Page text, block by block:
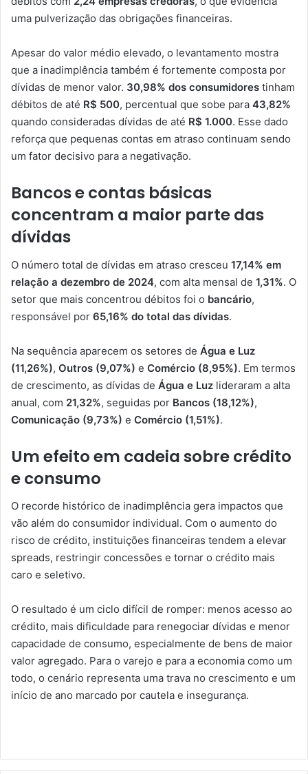
uma pulverização das obrigações financeiras.
Apesar do valor médio elevado, o levantamento mostra
que a inadimplência também é fortemente composta por
dívidas de menor valor. 30,98% dos consumidores tinham
débitos de até R$ 500, percentual que sobe para 43,82%
quando consideradas dívidas de até R$ 1.000. Esse dado
reforça que pequenas contas em atraso continuam sendo
um fator decisivo para a negativação.
Bancos e contas básicas
concentram a maior parte das
dívidas
O número total de dívidas em atraso cresceu 17,14% em
relação a dezembro de 2024, com alta mensal de 1,31%. O
setor que mais concentrou débitos foi o bancário,
responsável por 65,16% do total das dívidas.
Na sequência aparecem os setores de Água e Luz
(11,26%), Outros (9,07%) e Comércio (8,95%). Em termos
de crescimento, as dívidas de Água e Luz lideraram a alta
anual, com 21,32%, seguidas por Bancos (18,12%),
Comunicação (9,73%) e Comércio (1,51%).
Um efeito em cadeia sobre crédito
e consumo
O recorde histórico de inadimplência gera impactos que
vão além do consumidor individual. Com o aumento do
risco de crédito, instituições financeiras tendem a elevar
spreads, restringir concessões e tornar o crédito mais
caro e seletivo.
O resultado é um ciclo difícil de romper: menos acesso ao
crédito, mais dificuldade para renegociar dívidas e menor
capacidade de consumo, especialmente de bens de maior
valor agregado. Para o varejo e para a economia como um
todo, o cenário representa uma trava no crescimento e um
início de ano marcado por cautela e insegurança.